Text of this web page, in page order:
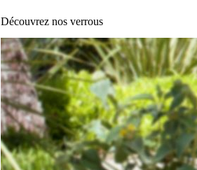
Découvrez nos verrous